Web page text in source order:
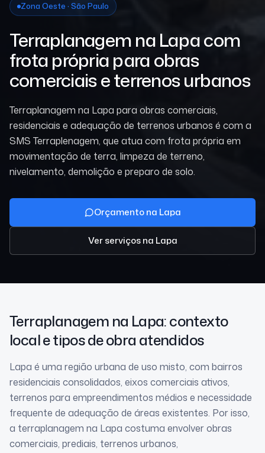
Zona Oeste · São Paulo
Terraplanagem na Lapa com
frota própria para obras
comerciais e terrenos urbanos
Terraplanagem na Lapa para obras comerciais,
residenciais e adequação de terrenos urbanos é com a
SMS Terraplenagem, que atua com frota própria em
movimentação de terra, limpeza de terreno,
nivelamento, demolição e preparo de solo.
Orçamento na Lapa
Ver serviçosna Lapa
Terraplanagem na Lapa: contexto
local e tipos de obra atendidos
Lapa é uma região urbana de uso misto, com bairros
residenciais consolidados, eixos comerciais ativos,
terrenos para empreendimentos médios e necessidade
frequente de adequação de áreas existentes. Por isso,
a terraplanagem na Lapa costuma envolver obras
comerciais, prediais, terrenos urbanos,